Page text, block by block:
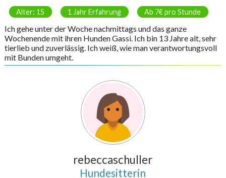
Alter: 15 1 Jahr Erfahrung Ab 7€ pro Stunde
Ich gehe unter der Woche nachmittags und das ganze
Wochenende mit ihren Hunden Gassi. Ich bin 13 Jahre alt, sehr
tierlieb und zuverlässig. Ich weiß, wie man verantwortungsvoll
mit Bunden umgeht.
rebeccaschuller
Hundesitterin